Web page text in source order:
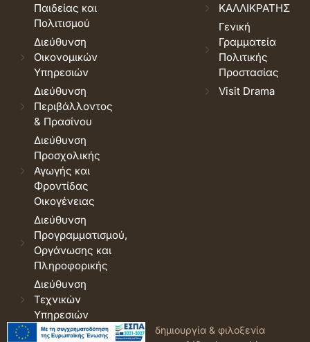
Παιδείας και
Πολιτισμού
Διεύθυνση
Οικονομικών
Υπηρεσιών
Διεύθυνση
Περιβάλλοντος
& Πρασίνου
Διεύθυνση
Προσχολικής
Αγωγής και
Φροντίδας
Οικογένειας
Διεύθυνση
Προγραμματισμού,
Οργάνωσης και
Πληροφορικής
Διεύθυνση
Τεχνικών
Υπηρεσιών
ΚΑΛΛΙΚΡΑΤΗΣ
Γενική
Γραμματεία
Πολιτικής
Προστασίας
Visit Drama
© 2026 Δήμος Δράμας. Όροι
δημιουργία & φιλοξενία